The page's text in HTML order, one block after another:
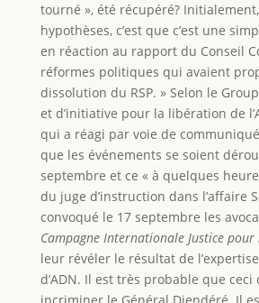
tourné », été récupéré?
hypothèses, c’est que c’est une
en réaction au rapport du Conseil
réformes politiques qui avaient
dissolution du RSP. » Selon le
et d’initiative pour la libération de
qui a réagi par voie de
que les événements se soient
septembre et ce « à quelques
du juge d’instruction dans l’affaire
convoqué le 17 septembre les
Campagne Internationale Justice pour
leur révéler le résultat de
d’ADN. Il est très probable que